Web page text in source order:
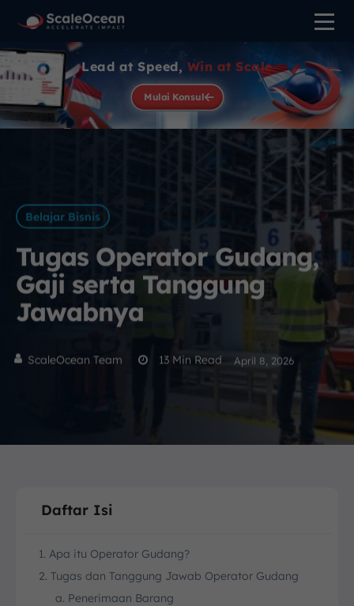
Lead at Speed, Win at Scale
Mulai Konsul
Belajar Bisnis
Tugas Operator Gudang,
Gaji serta Tanggung
Jawabnya
ScaleOcean Team 13 Min Read April 8, 2026
Daftar Isi
1. Apa itu Operator Gudang?
2. Tugas dan Tanggung Jawab Operator Gudang
a. Penerimaan Barang